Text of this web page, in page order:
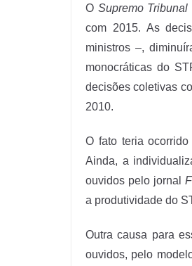
O Supremo Tribunal
com 2015. As
ministros –,
monocráticas do
decisões coletivas
2010.
O fato teria
Ainda, a
ouvidos pelo jornal
a produtividade do
Outra causa para
ouvidos, pelo